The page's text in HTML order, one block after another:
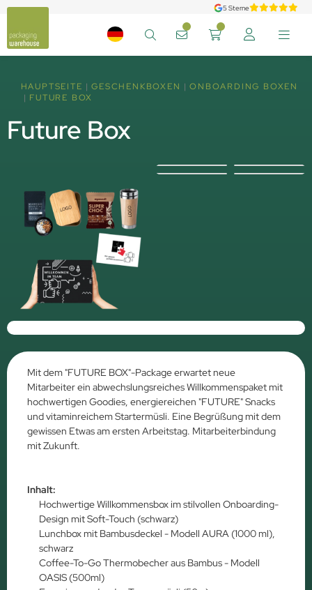
5 Sterne
HAUPTSEITE GESCHENKBOXEN
ONBOARDING BOXEN
FUTURE BOX
Future Box
Mit dem "FUTURE BOX"-Package erwartet neue
Mitarbeiter ein abwechslungsreiches Willkommenspaket mit
hochwertigen Goodies, energiereichen "FUTURE" Snacks
und vitaminreichem Startermüsli. Eine Begrüßung mit dem
gewissen Etwas am ersten Arbeitstag. Mitarbeiterbindung
mit Zukunft.
Inhalt:
Hochwertige Willkommensbox im stilvollen Onboarding-
Design mit Soft-Touch (schwarz)
Lunchbox mit Bambusdeckel - Modell AURA (1000 ml),
schwarz
Coffee-To-Go Thermobecher aus Bambus - Modell
OASIS (500ml)